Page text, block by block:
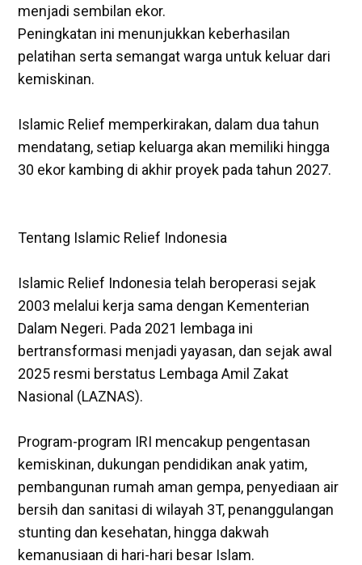
menjadi sembilan ekor.
‎Peningkatan ini menunjukkan keberhasilan
pelatihan serta semangat warga untuk keluar dari
kemiskinan.
‎Islamic Relief memperkirakan, dalam dua tahun
mendatang, setiap keluarga akan memiliki hingga
30 ekor kambing di akhir proyek pada tahun 2027.
‎Tentang Islamic Relief Indonesia
‎Islamic Relief Indonesia telah beroperasi sejak
2003 melalui kerja sama dengan Kementerian
Dalam Negeri. Pada 2021 lembaga ini
bertransformasi menjadi yayasan, dan sejak awal
2025 resmi berstatus Lembaga Amil Zakat
Nasional (LAZNAS).
‎Program-program IRI mencakup pengentasan
kemiskinan, dukungan pendidikan anak yatim,
pembangunan rumah aman gempa, penyediaan air
bersih dan sanitasi di wilayah 3T, penanggulangan
stunting dan kesehatan, hingga dakwah
kemanusiaan di hari-hari besar Islam.